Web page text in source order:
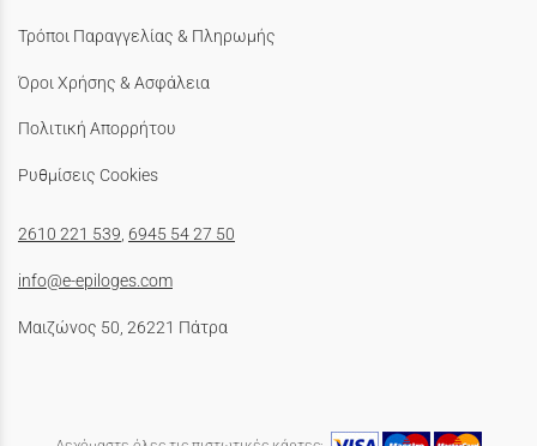
Τρόποι Παραγγελίας & Πληρωμής
Όροι Χρήσης & Ασφάλεια
Πολιτική Απορρήτου
Ρυθμίσεις Cookies
2610 221 539 6945 54 27 50
info@e-epiloges.com
Μαιζώνος 50, 26221 Πάτρα